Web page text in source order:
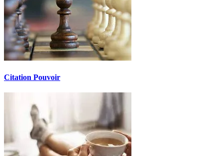
Citation Pouvoir